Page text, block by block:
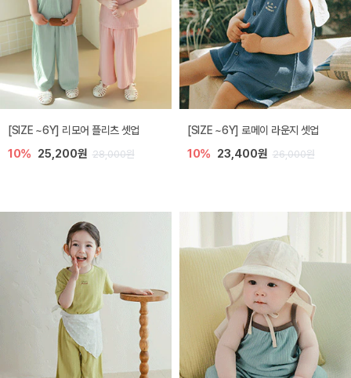
[SIZE ~6Y] 리모어 플리츠 셋업
10% 25,200원 28,000원
[SIZE ~6Y] 로메이 라운지 셋업
10% 23,400원 26,000원